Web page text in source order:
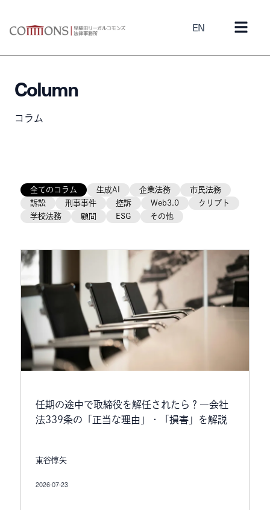
EN
Column
コラム
生成AI 企業法務
市民法務
訴訟
刑事事件 控訴 Web3.0
クリプト
学校法務
顧問 ESG その他
全てのコラム
任期の途中で取締役を解任されたら？―会社
法339条の「正当な理由」・「損害」を解説
東谷惇矢
2026-07-23